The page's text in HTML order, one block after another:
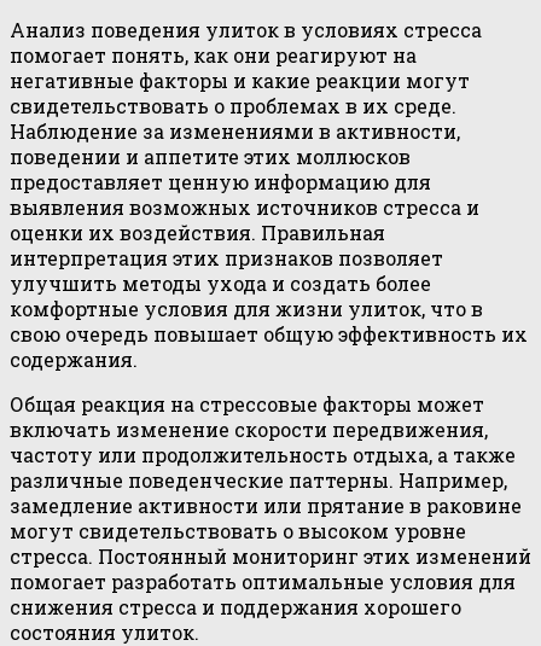
Анализ поведения улиток в условиях стресса
помогает понять, как они реагируют на
негативные факторы и какие реакции могут
свидетельствовать о проблемах в их среде.
Наблюдение за изменениями в активности,
поведении и аппетите этих моллюсков
предоставляет ценную информацию для
выявления возможных источников стресса и
оценки их воздействия. Правильная
интерпретация этих признаков позволяет
улучшить методы ухода и создать более
комфортные условия для жизни улиток, что в
свою очередь повышает общую эффективность их
содержания.
Общая реакция на стрессовые факторы может
включать изменение скорости передвижения,
частоту или продолжительность отдыха, а также
различные поведенческие паттерны. Например,
замедление активности или прятание в раковине
могут свидетельствовать о высоком уровне
стресса. Постоянный мониторинг этих изменений
помогает разработать оптимальные условия для
снижения стресса и поддержания хорошего
состояния улиток.